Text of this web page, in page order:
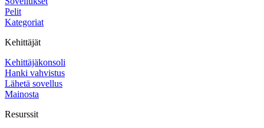
Pelit
Kategoriat
Kehittäjät
Kehittäjäkonsoli
Hanki vahvistus
Lähetä sovellus
Mainosta
Resurssit